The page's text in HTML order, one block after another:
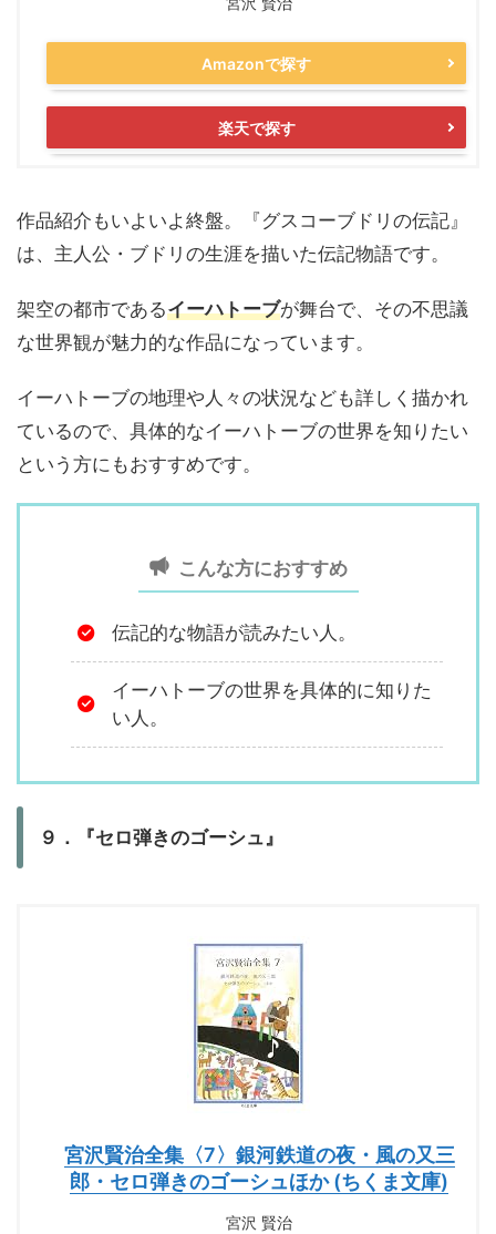
Amazonで探す
楽天で探す
作品紹介もいよいよ終盤。『グスコーブドリの伝記』
は、主人公・ブドリの生涯を描いた伝記物語です。
架空の都市であるイーハトーブが舞台で、その不思議
な世界観が魅力的な作品になっています。
イーハトーブの地理や人々の状況なども詳しく描かれ
ているので、具体的なイーハトーブの世界を知りたい
という方にもおすすめです。
こんな方におすすめ
伝記的な物語が読みたい人。
イーハトーブの世界を具体的に知りた
い人。
９．『セロ弾きのゴーシュ』
宮沢賢治全集〈7〉銀河鉄道の夜・風の又三
郎・セロ弾きのゴーシュほか (ちくま文庫)
宮沢 賢治